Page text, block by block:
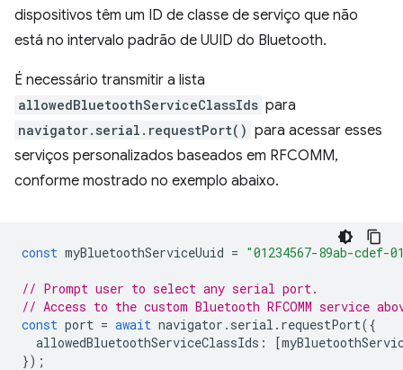
dispositivos têm um ID de classe de serviço que não
está no intervalo padrão de UUID do Bluetooth.
É necessário transmitir a lista
allowedBluetoothServiceClassIds para
navigator.serial.requestPort() para acessar esses
serviços personalizados baseados em RFCOMM,
conforme mostrado no exemplo abaixo.
const myBluetoothServiceUuid = "01234567-89ab-cdef-
// Prompt user to select any serial port.
// Access to the custom Bluetooth RFCOMM service
const port = await navigator . serial . requestPort({
allowedBluetoothServiceClassIds : [
});